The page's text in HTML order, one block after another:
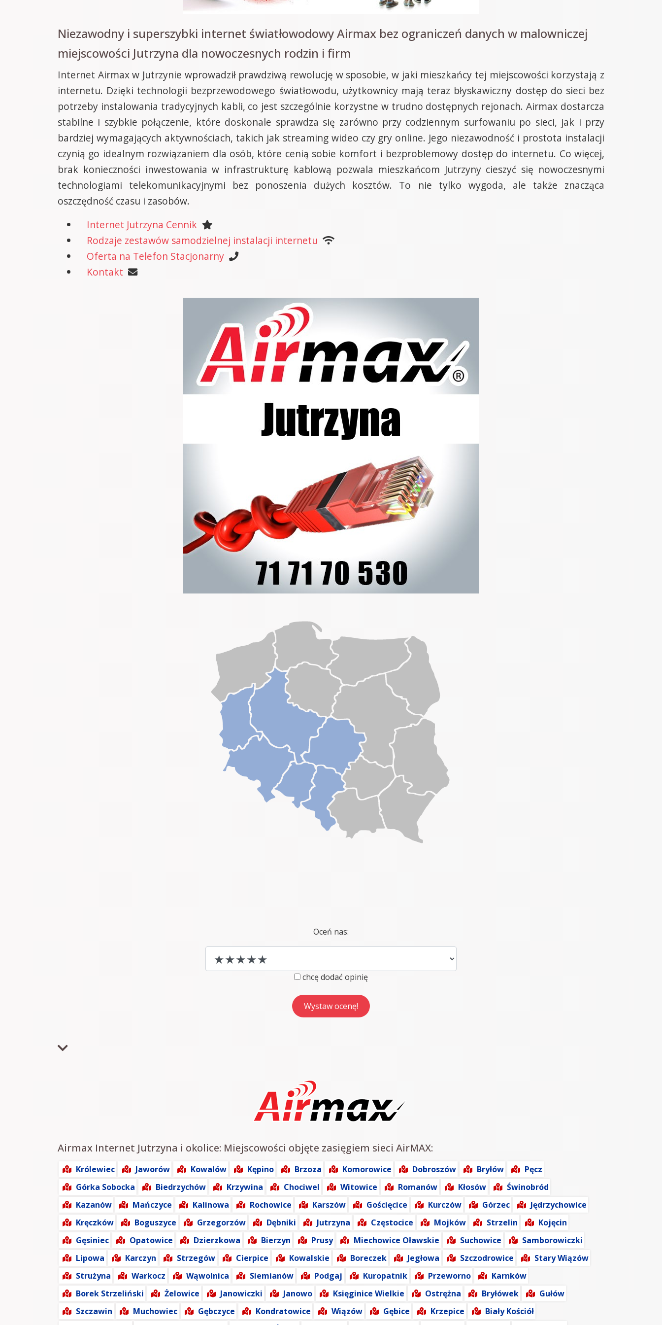
Niezawodny i superszybki internet światłowodowy Airmax bez ograniczeń danych w malowniczej
miejscowości Jutrzyna dla nowoczesnych rodzin i firm
Internet Airmax w Jutrzynie wprowadził prawdziwą rewolucję w sposobie, w jaki mieszkańcy tej miejscowości korzystają z
internetu. Dzięki technologii bezprzewodowego światłowodu, użytkownicy mają teraz błyskawiczny dostęp do sieci bez
potrzeby instalowania tradycyjnych kabli, co jest szczególnie korzystne w trudno dostępnych rejonach. Airmax dostarcza
stabilne i szybkie połączenie, które doskonale sprawdza się zarówno przy codziennym surfowaniu po sieci, jak i przy
bardziej wymagających aktywnościach, takich jak streaming wideo czy gry online. Jego niezawodność i prostota instalacji
czynią go idealnym rozwiązaniem dla osób, które cenią sobie komfort i bezproblemowy dostęp do internetu. Co więcej,
brak konieczności inwestowania w infrastrukturę kablową pozwala mieszkańcom Jutrzyny cieszyć się nowoczesnymi
technologiami telekomunikacyjnymi bez ponoszenia dużych kosztów. To nie tylko wygoda, ale także znacząca
oszczędność czasu i zasobów.
Internet Jutrzyna Cennik
Rodzaje zestawów samodzielnej instalacji internetu
Oferta na Telefon Stacjonarny
Kontakt
Oceń nas:
chcę dodać opinię
Airmax Internet Jutrzyna i okolice: Miejscowości objęte zasięgiem sieci AirMAX:
Królewiec Jaworów Kowalów Kępino Brzoza Komorowice Dobroszów Bryłów
Pęcz
Górka Sobocka
Biedrzychów Krzywina Chociwel Witowice Romanów Kłosów
Świnobród
Kazanów
Mańczyce Kalinowa Rochowice Karszów Gościęcice Kurczów Górzec
Jędrzychowice
Kręczków
Boguszyce Grzegorzów Dębniki Jutrzyna Częstocice Mojków Strzelin
Kojęcin
Gęsiniec
Opatowice Dzierzkowa Bierzyn Prusy Miechowice Oławskie Suchowice
Samborowiczki
Lipowa
Karczyn Strzegów Cierpice Kowalskie Boreczek Jegłowa Szczodrowice
Stary Wiązów
Strużyna
Warkocz Wąwolnica Siemianów Podgaj Kuropatnik Przeworno
Karnków
Borek Strzeliński
Żelowice Janowiczki Janowo Księginice Wielkie Ostrężna Bryłówek
Gułów
Szczawin
Muchowiec Gębczyce Kondratowice Wiązów Gębice Krzepice
Biały Kościół